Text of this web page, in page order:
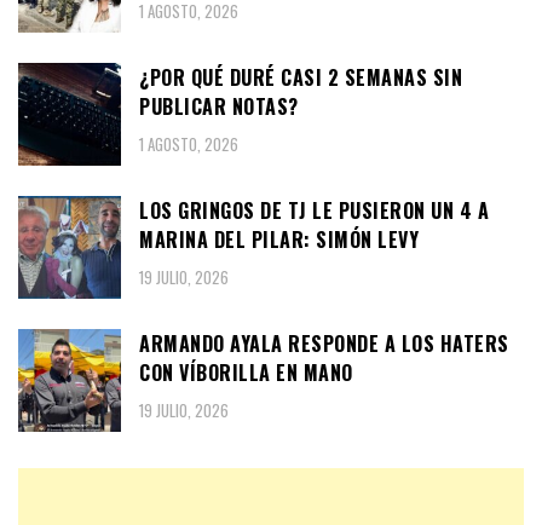
1 AGOSTO, 2026
¿POR QUÉ DURÉ CASI 2 SEMANAS SIN
PUBLICAR NOTAS?
1 AGOSTO, 2026
LOS GRINGOS DE TJ LE PUSIERON UN 4 A
MARINA DEL PILAR: SIMÓN LEVY
19 JULIO, 2026
ARMANDO AYALA RESPONDE A LOS HATERS
CON VÍBORILLA EN MANO
19 JULIO, 2026